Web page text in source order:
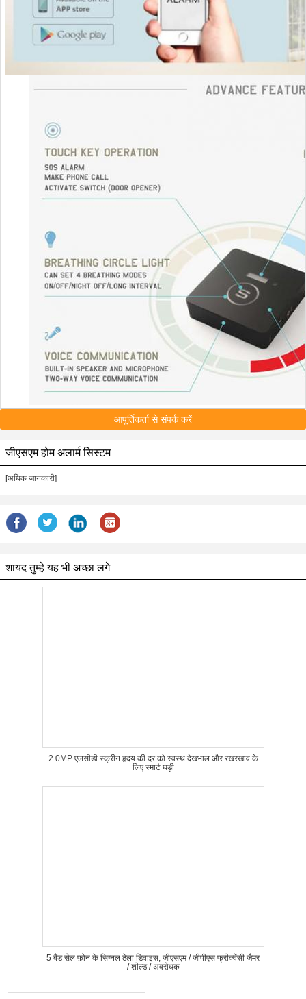
आपूर्तिकर्ता से संपर्क करें
जीएसएम होम अलार्म सिस्टम
[अधिक जानकारी]
शायद तुम्हे यह भी अच्छा लगे
2.0MP एलसीडी स्क्रीन हृदय की दर को स्वस्थ देखभाल और रखरखाव के
लिए स्मार्ट घड़ी
5 बैंड सेल फ़ोन के सिग्नल ठेला डिवाइस, जीएसएम / जीपीएस फ्रीक्वेंसी जैमर
/ शील्ड / अवरोधक